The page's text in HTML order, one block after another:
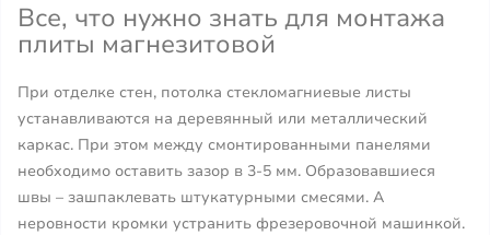
Все, что нужно знать для монтажа
плиты магнезитовой
При отделке стен, потолка стекломагниевые листы
устанавливаются на деревянный или металлический
каркас. При этом между смонтированными панелями
необходимо оставить зазор в 3-5 мм. Образовавшиеся
швы – зашпаклевать штукатурными смесями. А
неровности кромки устранить фрезеровочной машинкой.